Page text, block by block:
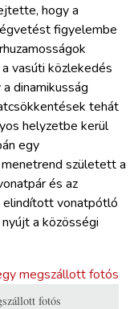
hogy a
figyelembe
vasúti közlekedés
dinamikusság
tehát
helyzetbe kerül
egy
született a
és az
elindított vonatpótló
a közösségi
fotós